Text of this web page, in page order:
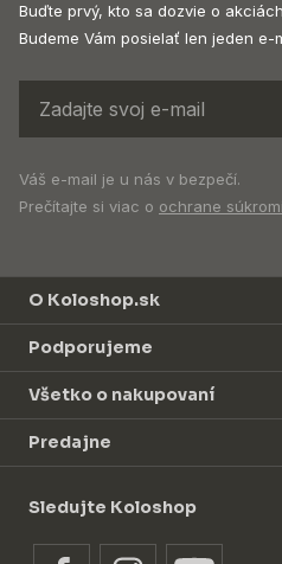
Buďte prvý, kto sa dozvie o
Budeme Vám posielať len jeden e-
Váš e-mail je u nás v bezpečí.
Prečítajte si viac o ochrane
O Koloshop.sk
Podporujeme
Všetko o nakupovaní
Predajne
Sledujte Koloshop